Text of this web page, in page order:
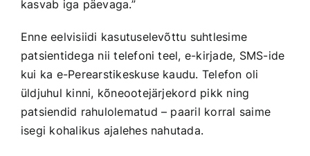
kasvab iga päevaga.”
Enne eelvisiidi kasutuselevõttu suhtlesime
patsientidega nii telefoni teel, e-kirjade, SMS-ide
kui ka e-Perearstikeskuse kaudu. Telefon oli
üldjuhul kinni, kõneootejärjekord pikk ning
patsiendid rahulolematud – paaril korral saime
isegi kohalikus ajalehes nahutada.